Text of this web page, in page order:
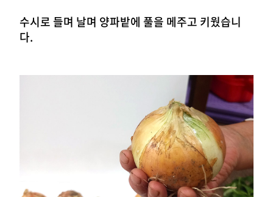
수시로 들며 날며 양파밭에 풀을 메주고 키웠습니
다.